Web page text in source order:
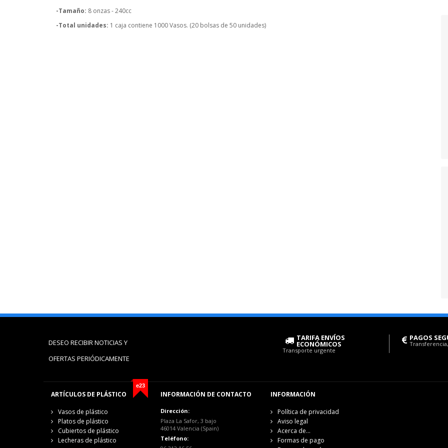
-Tamaño: 8 onzas - 240cc
-Total unidades: 1 caja contiene 1000 Vasos. (20 bolsas de 50 unidades)
DESEO RECIBIR NOTICIAS Y
OFERTAS PERIÓDICAMENTE
TARIFA ENVÍOS
ECONÓMICOS
Transporte urgente
PAGOS
e23
ARTÍCULOS DE PLÁSTICO
Vasos de plástico
Platos de plástico
Cubiertos de plástico
Lecheras de plástico
INFORMACIÓN DE CONTACTO
Dirección:
Plaza La Safor, 3 bajo
46014 Valencia (Spain)
Teléfono:
INFORMACIÓN
Política de privacidad
Aviso legal
Acerca de...
Formas de pago